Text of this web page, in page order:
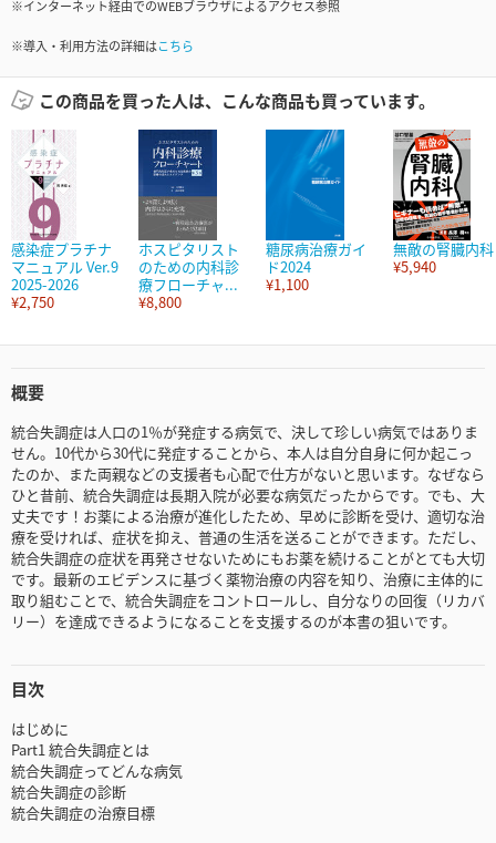
※インターネット経由でのWEBブラウザによるアクセス参照
※導入・利用方法の詳細はこちら
この商品を買った人は、こんな商品も買っています。
感染症プラチナ
マニュアル Ver.9
2025-2026
¥2,750
ホスピタリスト
のための内科診
療フローチャ...
¥8,800
糖尿病治療ガイ
ド2024
¥1,100
無敵の腎臓内科
¥5,940
概要
統合失調症は人口の1％が発症する病気で、決して珍しい病気ではありま
せん。10代から30代に発症することから、本人は自分自身に何か起こっ
たのか、また両親などの支援者も心配で仕方がないと思います。なぜなら
ひと昔前、統合失調症は長期入院が必要な病気だったからです。でも、大
丈夫です！お薬による治療が進化したため、早めに診断を受け、適切な治
療を受ければ、症状を抑え、普通の生活を送ることができます。ただし、
統合失調症の症状を再発させないためにもお薬を続けることがとても大切
です。最新のエビデンスに基づく薬物治療の内容を知り、治療に主体的に
取り組むことで、統合失調症をコントロールし、自分なりの回復（リカバ
リー）を達成できるようになることを支援するのが本書の狙いです。
目次
はじめに
Part1 統合失調症とは
統合失調症ってどんな病気
統合失調症の診断
統合失調症の治療目標